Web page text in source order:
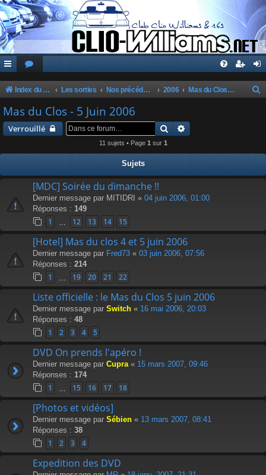
Index du forum Les sorties Nos précédentes sorties 2006 Mas du Clos - 5 Juin 2006
Mas du Clos - 5 Juin 2006
Verrouillé Rechercher
11 sujets • Page 1 sur 1
Sujets
[MDC] Soirée du dimanche !!
Dernier message par MITIDRI « 04 juin 2006, 01:00
Réponses : 149
1 12 13 14 15
[Hotel] Mas du clos 4 et 5 juin 2006
Dernier message par Fred73 « 03 juin 2006, 07:56
Réponses : 214
1 19 20 21 22
Liste officielle : le Mas du Clos 5 juin 2006
Dernier message par Switch « 16 mai 2006, 20:03
Réponses : 48
1 2 3 4 5
DVD On prends l'apéro !
Dernier message par Cupra « 15 mars 2007, 09:46
Réponses : 174
1 15 16 17 18
[Photos et vidéos]
Dernier message par Sébien « 13 mars 2007, 08:41
Réponses : 38
1 2 3 4
Expedition des DVD